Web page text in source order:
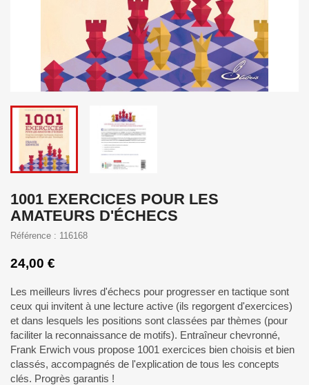
1001 EXERCICES POUR LES
AMATEURS D'ÉCHECS
Référence : 116168
24,00 €
Les meilleurs livres d'échecs pour progresser en tactique sont
ceux qui invitent à une lecture active (ils regorgent d'exercices)
et dans lesquels les positions sont classées par thèmes (pour
faciliter la reconnaissance de motifs). Entraîneur chevronné,
Frank Erwich vous propose 1001 exercices bien choisis et bien
classés, accompagnés de l'explication de tous les concepts
clés. Progrès garantis !